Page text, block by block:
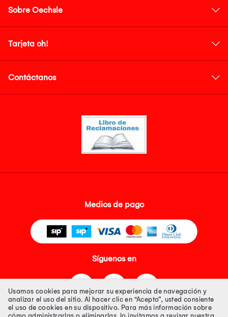
Sobre Oechsle
Tarjeta oh!
Contáctanos
Medios de pago
Síguenos en
Usamos cookies para mejorar su experiencia de navegación y
analizar el uso del sitio. Al hacer clic en “Acepto”, usted consiente
el uso de cookies en su dispositivo. Para más información sobre